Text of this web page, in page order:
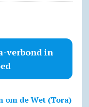
verbond in
om de Wet (Tora)